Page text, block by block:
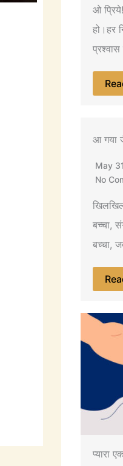
ओ
हो।हर
प्रश्वास
आ गया
May
No
बच्चा,
बच्चा,
प्यारा